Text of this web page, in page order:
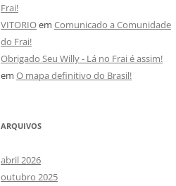
Frai!
VITORIOem Comunicado a Comunidade
do Frai!
Obrigado Seu Willy - Lá no Frai é assim!
em O mapa definitivo do Brasil!
ARQUIVOS
abril 2026
outubro 2025